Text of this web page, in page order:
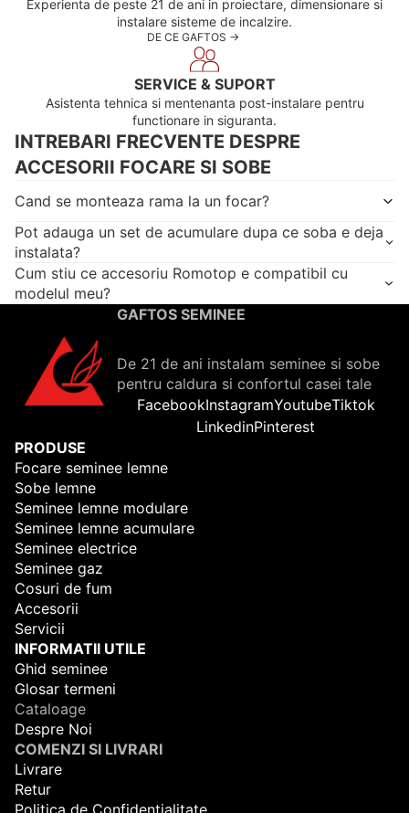
Experienta de peste 21 de ani in proiectare, dimensionare si
instalare sisteme de incalzire.
DE CE GAFTOS ->
SERVICE & SUPORT
Asistenta tehnica si mentenanta post-instalare pentru
functionare in siguranta.
INTREBARI FRECVENTE DESPRE
ACCESORII FOCARE SI SOBE
Cand se monteaza rama la un focar?
Pot adauga un set de acumulare dupa ce soba e deja
instalata?
Cum stiu ce accesoriu Romotop e compatibil cu
modelul meu?
GAFTOS SEMINEE
De 21 de ani instalam seminee si sobe
pentru caldura si confortul casei tale
FacebookInstagramYoutubeTiktok
LinkedinPinterest
PRODUSE
Focare seminee lemne
Sobe lemne
Seminee lemne modulare
Seminee lemne acumulare
Seminee electrice
Seminee gaz
Cosuri de fum
Accesorii
Servicii
INFORMATII UTILE
Ghid seminee
Glosar termeni
Cataloage
Despre Noi
COMENZI SI LIVRARI
Livrare
Retur